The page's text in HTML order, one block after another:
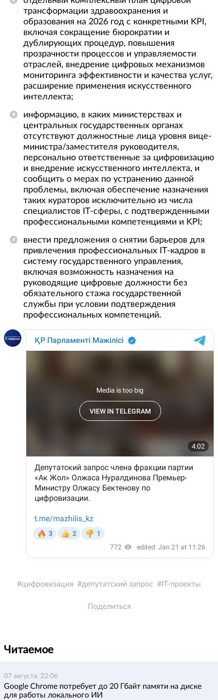
трансформации здравоохранения и
образования на 2026 год с конкретными KPI,
включая сокращение бюрократии и
дублирующих процедур, повышения
прозрачности процессов и управляемости
отраслей, внедрение цифровых механизмов
мониторинга эффективности и качества услуг,
расширение применения искусственного
интеллекта;
информацию, в каких министерствах и
центральных государственных органах
отсутствуют должностные лица уровня вице-
министра/заместителя руководителя,
персонально ответственные за цифровизацию
и внедрение искусственного интеллекта, и
сообщить о мерах по устранению данной
проблемы, включая обеспечение назначения
таких кураторов исключительно из числа
специалистов IT-сферы, с подтвержденными
профессиональными компетенциями и KPI;
внести предложения о снятии барьеров для
привлечения профессиональных IT-кадров в
систему государственного управления,
включая возможность назначения на
руководящие цифровые должности без
обязательного стажа государственной
службы при условии подтверждения
профессиональных компетенций.
цифровизация депутатский запрос IT-проекты
Поделиться
Читаемое
07 августа, 22:06
Google Chrome потребует до 20 Гбайт памяти на диске
для работы локального ИИ